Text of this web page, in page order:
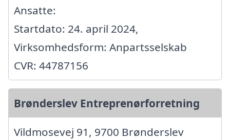
Ansatte:
Startdato: 24. april 2024,
Virksomhedsform: Anpartsselskab
CVR: 44787156
Brønderslev Entreprenørforretning
Vildmosevej 91, 9700 Brønderslev